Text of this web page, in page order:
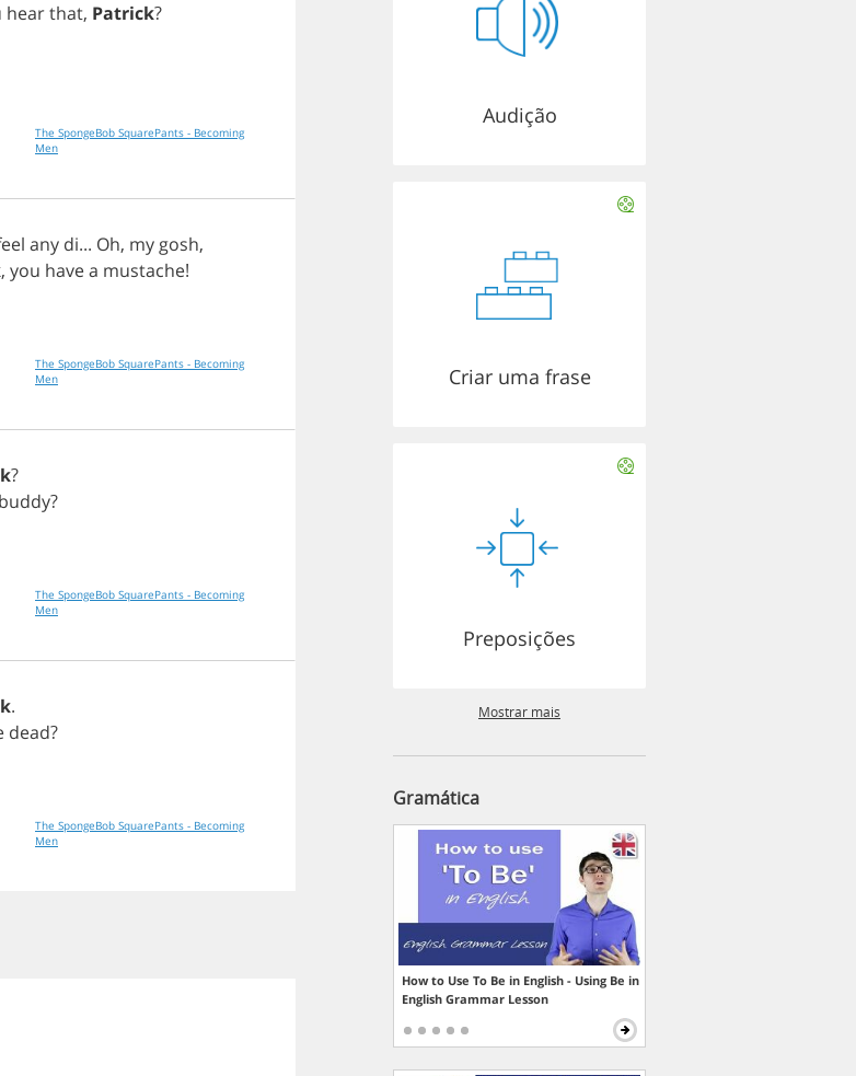
hearthat, Patrick?
The SpongeBob SquarePants - Becoming
Men
any di... Oh, my gosh,
, you havea mustache!
The SpongeBob SquarePants - Becoming
Men
?
buddy?
The SpongeBob SquarePants - Becoming
Men
.
dead?
The SpongeBob SquarePants - Becoming
Men
Audição
Criar uma frase
Preposições
Mostrar mais
Gramática
How to Use To Be in English - Using Be in
English Grammar Lesson